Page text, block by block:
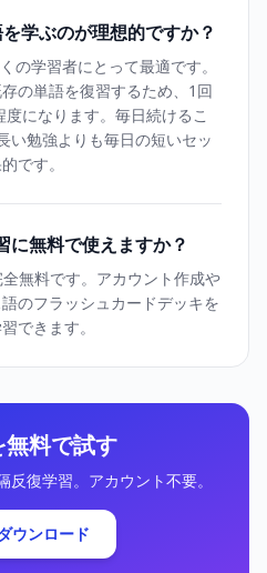
学ぶのが理想的ですか？
の学習者にとって最適です。
の単語を復習するため、1回
になります。毎日続けるこ
い勉強よりも毎日の短いセッ
です。
無料で使えますか？
無料です。アカウント作成や
のフラッシュカードデッキを
できます。
料で試す
復学習。アカウント不要。
ウンロード